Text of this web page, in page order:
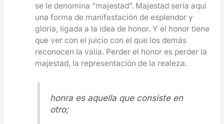
se le denomina “majestad”. Majestad sería aquí
una forma de manifestación de esplendor y
gloria, ligada a la idea de honor. Y el honor tiene
que ver con el juicio con el que los demás
reconocen la valía. Perder el honor es perder la
majestad, la representación de la realeza.
honra es aquella que consiste en
otro;